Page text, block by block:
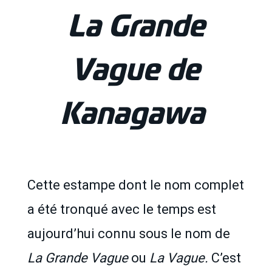
La Grande
Vague de
Kanagawa
Cette estampe dont le nom complet
a été tronqué avec le temps est
aujourd’hui connu sous le nom de
La Grande Vagueou La Vague. C’est